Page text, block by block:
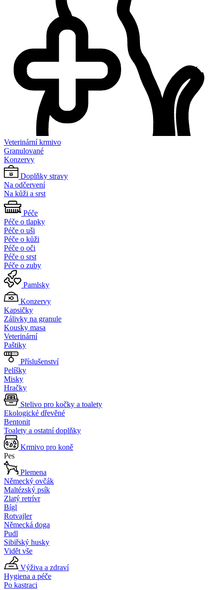
Veterinární krmivo
Granulované
Konzervy
Doplňky stravy
Na odčervení
Na kůži a srst
Péče
Péče o tlapky
Péče o uši
Péče o kůži
Péče o oči
Péče o srst
Péče o zuby
Pamlsky
Konzervy
Kapsičky
Zálivky na granule
Kousky masa
Veterinární
Paštiky
Příslušenství
Pelíšky
Misky
Hračky
Stelivo pro kočky a toalety
Ekologické dřevěné
Bentonit
Toalety a ostatní doplňky
Krmivo pro koně
Pes
Plemena
Německý ovčák
Maltézský psík
Zlatý retrívr
Bígl
Rotvajler
Německá doga
Pudl
Sibiřský husky
Vidět vše
Výživa a zdraví
Hygiena a péče
Po kastraci